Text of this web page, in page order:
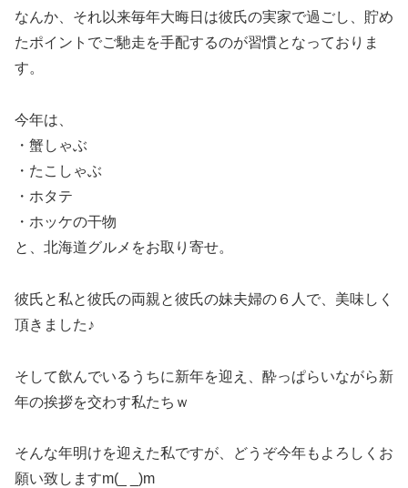
なんか、それ以来毎年大晦日は彼氏の実家で過ごし、貯め
たポイントでご馳走を手配するのが習慣となっておりま
す。
今年は、
・蟹しゃぶ
・たこしゃぶ
・ホタテ
・ホッケの干物
と、北海道グルメをお取り寄せ。
彼氏と私と彼氏の両親と彼氏の妹夫婦の６人で、美味しく
頂きました♪
そして飲んでいるうちに新年を迎え、酔っぱらいながら新
年の挨拶を交わす私たちｗ
そんな年明けを迎えた私ですが、どうぞ今年もよろしくお
願い致しますm(_ _)m